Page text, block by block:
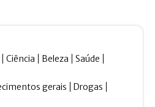
Ciência Beleza Saúde
gerais Drogas